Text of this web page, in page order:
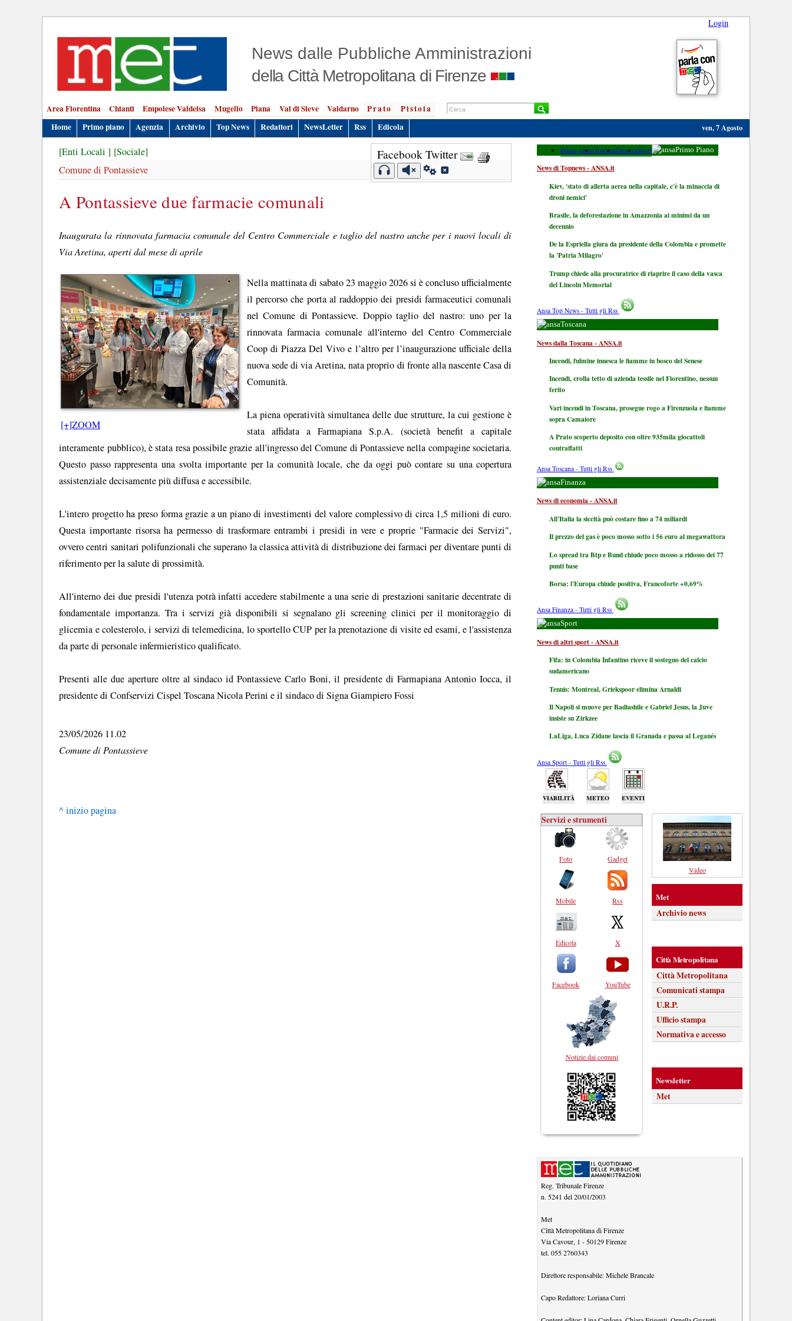
Login
News dalle Pubbliche Amministrazioni
della Città Metropolitana di Firenze
Area Fiorentina Chianti Empolese Valdelsa Mugello Piana Val di Sieve Valdarno Prato
Pistoia
Home
Primo piano Agenzia Archivio Top News Redattori NewsLetter Rss Edicola ven, 7 Agosto
Facebook Twitter
[Enti Locali ] [Sociale]
Comune di Pontassieve
A Pontassieve due farmacie comunali
Inaugurata la rinnovata farmacia comunale del Centro Commerciale e taglio del nastro anche per i nuovi locali di
Via Aretina, aperti dal mese di aprile
[+]ZOOM
Nella mattinata di sabato 23 maggio 2026 si è concluso ufficialmente
il percorso che porta al raddoppio dei presidi farmaceutici comunali
nel Comune di Pontassieve. Doppio taglio del nastro: uno per la
rinnovata farmacia comunale all'interno del Centro Commerciale
Coop di Piazza Del Vivo e l’altro per l’inaugurazione ufficiale della
nuova sede di via Aretina, nata proprio di fronte alla nascente Casa di
Comunità.
La piena operatività simultanea delle due strutture, la cui gestione è
stata affidata a Farmapiana S.p.A. (società benefit a capitale
interamente pubblico), è stata resa possibile grazie all'ingresso del Comune di Pontassieve nella compagine societaria.
Questo passo rappresenta una svolta importante per la comunità locale, che da oggi può contare su una copertura
assistenziale decisamente più diffusa e accessibile.
L'intero progetto ha preso forma grazie a un piano di investimenti del valore complessivo di circa 1,5 milioni di euro.
Questa importante risorsa ha permesso di trasformare entrambi i presidi in vere e proprie "Farmacie dei Servizi",
ovvero centri sanitari polifunzionali che superano la classica attività di distribuzione dei farmaci per diventare punti di
riferimento per la salute di prossimità.
All'interno dei due presidi l'utenza potrà infatti accedere stabilmente a una serie di prestazioni sanitarie decentrate di
fondamentale importanza. Tra i servizi già disponibili si segnalano gli screening clinici per il monitoraggio di
glicemia e colesterolo, i servizi di telemedicina, lo sportello CUP per la prenotazione di visite ed esami, e l'assistenza
da parte di personale infermieristico qualificato.
Presenti alle due aperture oltre al sindaco id Pontassieve Carlo Boni, il presidente di Farmapiana Antonio Iocca, il
presidente di Confservizi Cispel Toscana Nicola Perini e il sindaco di Signa Giampiero Fossi
23/05/2026 11.02
Comune di Pontassieve
^ inizio pagina
Primo pianoToscanaFinanzaSport Primo Piano
News di Topnews - ANSA.it
Kiev, 'stato di allerta aerea nella capitale, c'è la minaccia di
droni nemici'
Brasile, la deforestazione in Amazzonia ai minimi da un
decennio
De la Espriella giura da presidente della Colombia e promette
la 'Patria Milagro'
Trump chiede alla procuratrice di riaprire il caso della vasca
del Lincoln Memorial
Ansa Top News - Tutti gli Rss
Toscana
News dalla Toscana - ANSA.it
Incendi, fulmine innesca le fiamme in bosco del Senese
Incendi, crolla tetto di azienda tessile nel Fiorentino, nessun
ferito
Vari incendi in Toscana, prosegue rogo a Firenzuola e fiamme
sopra Camaiore
A Prato scoperto deposito con oltre 935mila giocattoli
contraffatti
Ansa Toscana - Tutti gli Rss
Finanza
News di economia - ANSA.it
All'Italia la siccità può costare fino a 74 miliardi
Il prezzo del gas è poco mosso sotto i 56 euro al megawattora
Lo spread tra Btp e Bund chiude poco mosso a ridosso dei 77
punti base
Borsa: l'Europa chiude positiva, Francoforte +0,69%
Ansa Finanza - Tutti gli Rss
Sport
News di altri sport - ANSA.it
Fifa: in Colombia Infantino riceve il sostegno del calcio
sudamericano
Tennis: Montreal, Griekspoor elimina Arnaldi
Il Napoli si muove per Badiashile e Gabriel Jesus, la Juve
insiste su Zirkzee
LaLiga, Luca Zidane lascia il Granada e passa al Leganés
Ansa Sport - Tutti gli Rss
VIABILITÀ METEO EVENTI
Servizi e strumenti
Foto
Mobile
Edicola
Facebook
Gadget
Rss
X
YouTube
Notizie dai comuni
Video
Met
Archivio news
Città Metropolitana
Città Metropolitana
Comunicati stampa
U.R.P.
Ufficio stampa
Normativa e accesso
Newsletter
Met
Reg. Tribunale Firenze
n. 5241 del 20/01/2003
Met
Città Metropolitana di Firenze
Via Cavour, 1 - 50129 Firenze
tel. 055 2760343
Direttore responsabile:Michele Brancale
Capo Redattore:Loriana Curri